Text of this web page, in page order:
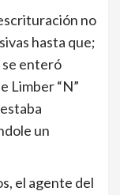
no
hasta que;
se enteró
Limber “N”
un
el agente del